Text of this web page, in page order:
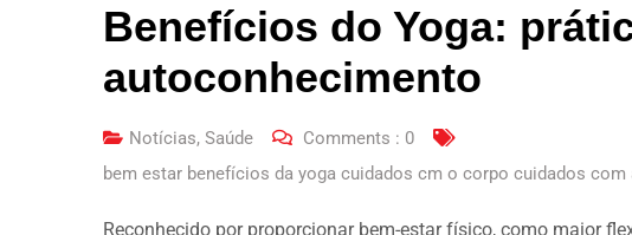
Benefícios do Yoga:
autoconhecimento
Notícias, Saúde Comments : 0
bem estar benefícios da yoga cuidados cm o corpo cuidados com
Reconhecido por proporcionar bem-estar físico, como maior